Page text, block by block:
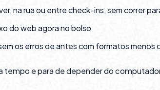
na rua ou entre check-ins, sem correr
do web agora no bolso
os erros de antes com formatos menos
tempo e para de depender do